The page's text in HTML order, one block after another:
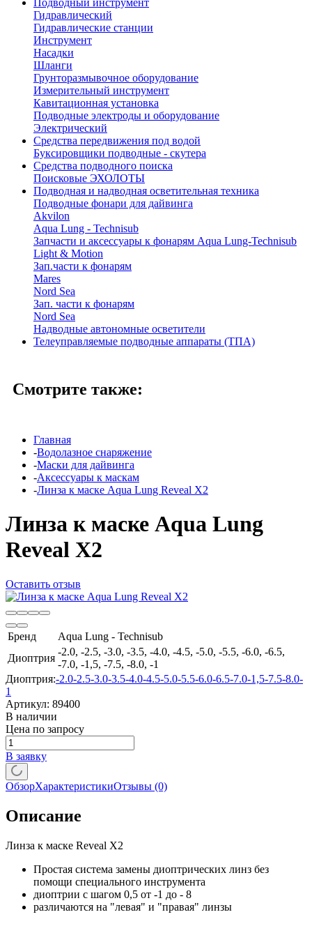
Подводный инструмент
Гидравлический
Гидравлические станции
Инструмент
Насадки
Шланги
Грунторазмывочное оборудование
Измерительный инструмент
Кавитационная установка
Подводные электроды и оборудование
Электрический
Средства передвижения под водой
Буксировщики подводные - скутера
Средства подводного поиска
Поисковые ЭХОЛОТЫ
Подводная и надводная осветительная техника
Подводные фонари для дайвинга
Akvilon
Aqua Lung - Technisub
Запчасти и аксессуары к фонарям Aqua Lung-Technisub
Light & Motion
Зап.части к фонарям
Mares
Nord Sea
Зап. части к фонарям
Nord Sea
Надводные автономные осветители
Телеуправляемые подводные аппараты (ТПА)
Смотрите также:
Главная
-Водолазное снаряжение
-Маски для дайвинга
-Аксессуары к маскам
-Линза к маске Aqua Lung Reveal X2
Линза к маске Aqua Lung
Reveal X2
Оставить отзыв
Бренд
Aqua Lung - Technisub
Диоптрия
-2.0, -2.5, -3.0, -3.5, -4.0, -4.5, -5.0, -5.5, -6.0, -6.5,
-7.0, -1,5, -7.5, -8.0, -1
Диоптрия:-2.0-2.5-3.0-3.5-4.0-4.5-5.0-5.5-6.0-6.5-7.0-1,5-7.5-8.0-
1
Артикул: 89400
В наличии
Цена по запросу
В заявку
ОбзорХарактеристикиОтзывы (0)
Описание
Линза к маске Reveal X2
Простая система замены диоптрических линз без
помощи специального инструмента
диоптрии с шагом 0,5 от -1 до - 8
различаются на "левая" и "правая" линзы